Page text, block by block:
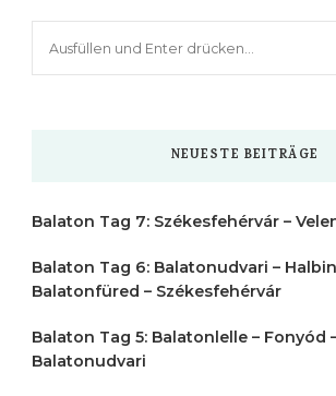
NEUESTE BEITRÄGE
Balaton Tag 7: Székesfehérvár –
Balaton Tag 6: Balatonudvari –
Balatonfüred – Székesfehérvár
Balaton Tag 5: Balatonlelle – Fonyód
Balatonudvari